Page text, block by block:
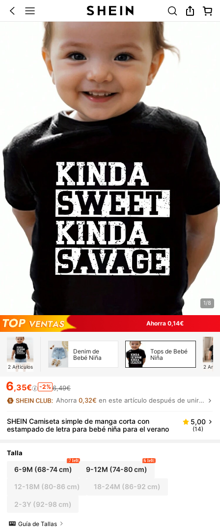
1/8
Ahorra 0,14€
2 Artículos
Denim de
Bebé Niña
Tops de Bebé
Niña
2
6,35€ -2% 6,49€
Ahorra 0,32€ en este artículo después de unirte.
SHEIN Camiseta simple de manga corta con
estampado de letra para bebé niña para el verano
5,00
(14)
Talla
6-9M (68-74 cm)
7 left
9-12M (74-80 cm)
6 left
12-18M (80-86 cm) 18-24M (86-92 cm)
2-3Y (92-98 cm)
Guía de Tallas